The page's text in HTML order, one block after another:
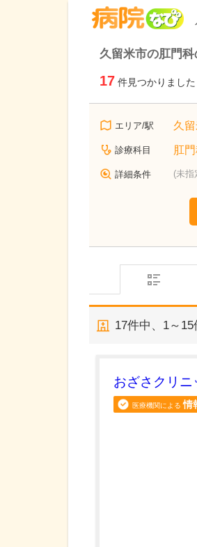
久留米市の肛門科
17 件見つかりました
エリア/駅 久
診療科目 肛
詳細条件 (未指
17件中、 1～15
おざさクリニ
医療機関による 情